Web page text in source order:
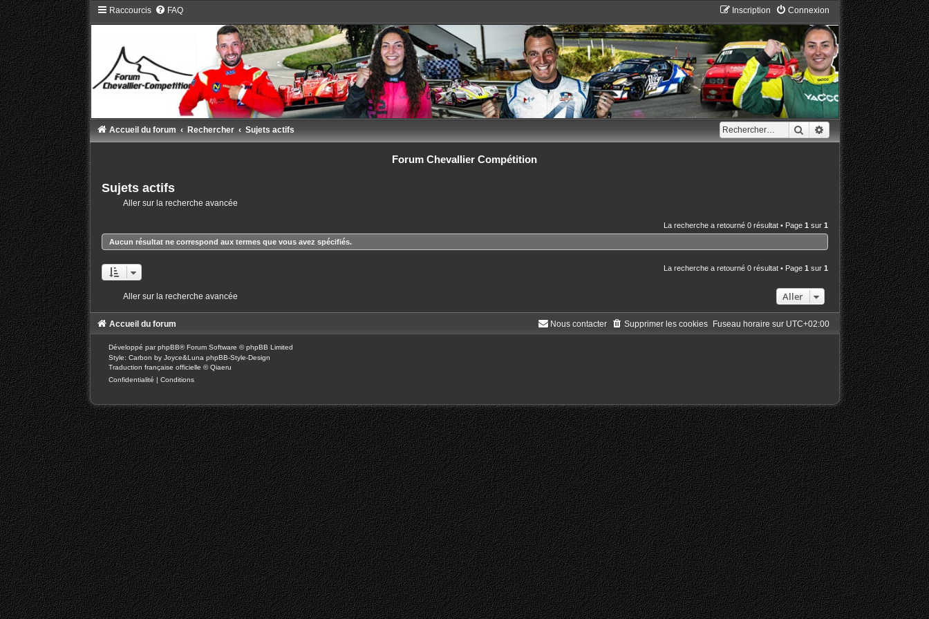
Raccourcis FAQ Connexion
Inscription
RechercherRecherche avancée
Accueil du forum Rechercher Sujets actifs
Forum Chevallier Compétition
Sujets actifs
Aller sur la recherche avancée
La recherche a retourné 0 résultat • Page 1 sur 1
Aucun résultat ne correspond aux termes que vous avez spécifiés.
La recherche a retourné 0 résultat • Page 1 sur 1
Aller sur la recherche avancée Aller
Accueil du forum Fuseau horaire sur UTC+02:00
Supprimer les cookies
Nous contacter
Développé parphpBB® Forum Software © phpBB Limited
Style: Carbon by Joyce&Luna phpBB-Style-Design
Traduction française officielle ©Qiaeru
Confidentialité | Conditions